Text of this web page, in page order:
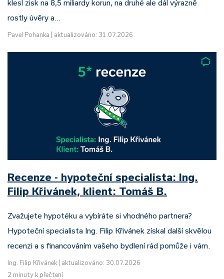
klesl zisk na 8,5 miliardy korun, na druhé ale dál výrazně
rostly úvěry a…
Pavel Pohanka aktualizováno: 31.07.2026
Recenze - hypoteční specialista: Ing.
Filip Křivánek, klient: Tomáš B.
Zvažujete hypotéku a vybíráte si vhodného partnera?
Hypoteční specialista Ing. Filip Křivánek získal další skvělou
recenzi a s financováním vašeho bydlení rád pomůže i vám.
Ing. Filip Křivánek
aktualizováno: 30.07.2026
2 minuty k přečtení